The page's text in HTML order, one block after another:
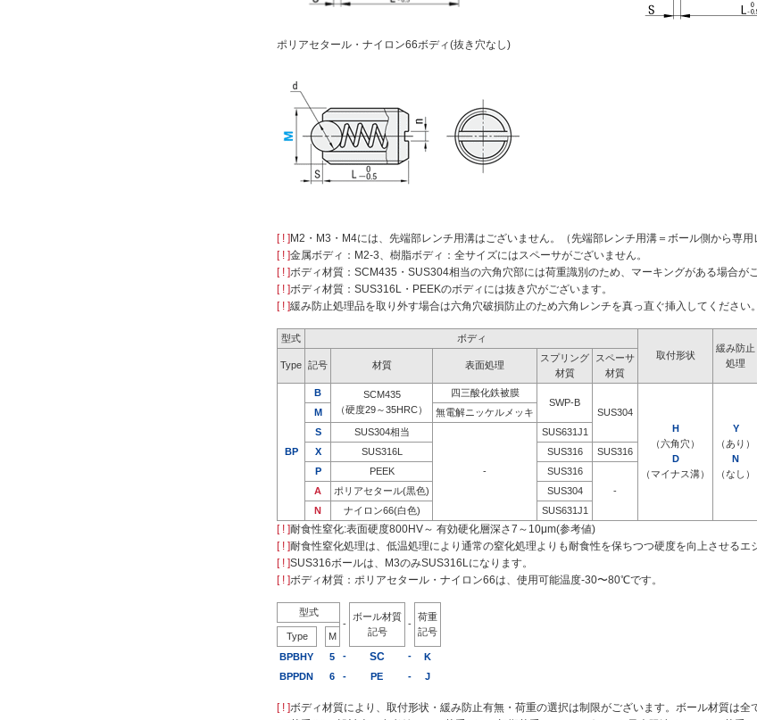
ポリアセタール・ナイロン66ボディ(抜き穴なし)
[ ! ] M2・M3・M4には、先端部レンチ用溝はございません。（先端部レンチ用溝＝ボール側から専用
[ ! ]金属ボディ：M2-3、樹脂ボディ：全サイズにはスペーサがございません。
[ ! ]ボディ材質：SCM435​・SUS304​相当の六角穴部には荷重識別のため、マーキングがある場合がご
[ ! ]ボディ材質：SUS316L・PEEKのボディには抜き穴がございます。
[ ! ]緩み防止処理品を取り外す場合は六角穴破損防止のため六角レンチを真っ直ぐ挿入してください
型式
ボディ
取付形状
緩み防止
処理
Type 記号 材質 表面処理
スプリング
材質
スペーサ
材質
BP
B
SCM435
（硬度29～35HRC）
四三酸化鉄被膜
SWP-B
SUS304
H
（六角穴）
D
（マイナス溝）
Y
（あり）
N
（なし）
M
無電解ニッケルメッキ
S
SUS304相当
-
SUS631J1
X
SUS316L SUS316
SUS316
P
PEEK
SUS316
-
A ポリアセタール(黒色)
SUS304
N
ナイロン66(白色) SUS631J1
[ ! ]耐食性窒化:表面硬度800HV～ 有効硬化層深さ7～10μm(参考値)
[ ! ]耐食性窒化処理は、低温処理により通常の窒化処理よりも耐食性を保ちつつ硬度を向上させるエ
[ ! ]SUS316ボールは、M3のみSUS316Lになります。
[ ! ]ボディ材質：ポリアセタール・ナイロン66は、使用可能温度-30〜80℃です。
型式
-
ボール材質
記号
-
荷重
記号
Type
M
BPBHY
5 - SC -
K
BPPDN
6 - PE - J
[ ! ]ボディ材質により、取付形状・緩み防止有無・荷重の選択は制限がございます。ボール材質は全